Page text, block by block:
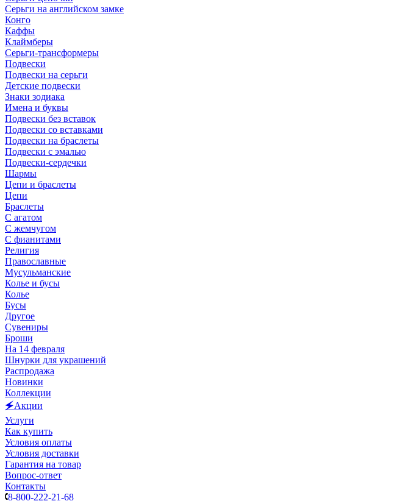
Серьги на английском замке
Конго
Каффы
Клаймберы
Серьги-трансформеры
Подвески
Подвески на серьги
Детские подвески
Знаки зодиака
Имена и буквы
Подвески без вставок
Подвески со вставками
Подвески на браслеты
Подвески с эмалью
Подвески-сердечки
Шармы
Цепи и браслеты
Цепи
Браслеты
С агатом
С жемчугом
С фианитами
Религия
Православные
Мусульманские
Колье и бусы
Колье
Бусы
Другое
Сувениры
Броши
На 14 февраля
Шнурки для украшений
Распродажа
Новинки
Коллекции
🗲Акции
Услуги
Как купить
Условия оплаты
Условия доставки
Гарантия на товар
Вопрос-ответ
Контакты
8-800-222-21-68